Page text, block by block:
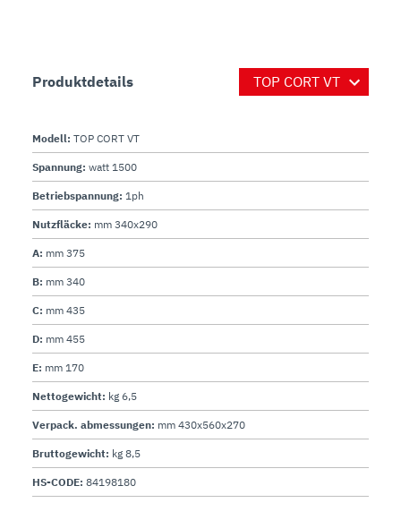
Produktdetails
Modell: TOP CORT VT
Spannung: watt 1500
Betriebspannung: 1ph
Nutzfläcke: mm 340x290
A: mm 375
B: mm 340
C: mm 435
D: mm 455
E: mm 170
Nettogewicht: kg 6,5
Verpack. abmessungen: mm 430x560x270
Bruttogewicht: kg 8,5
HS-CODE: 84198180